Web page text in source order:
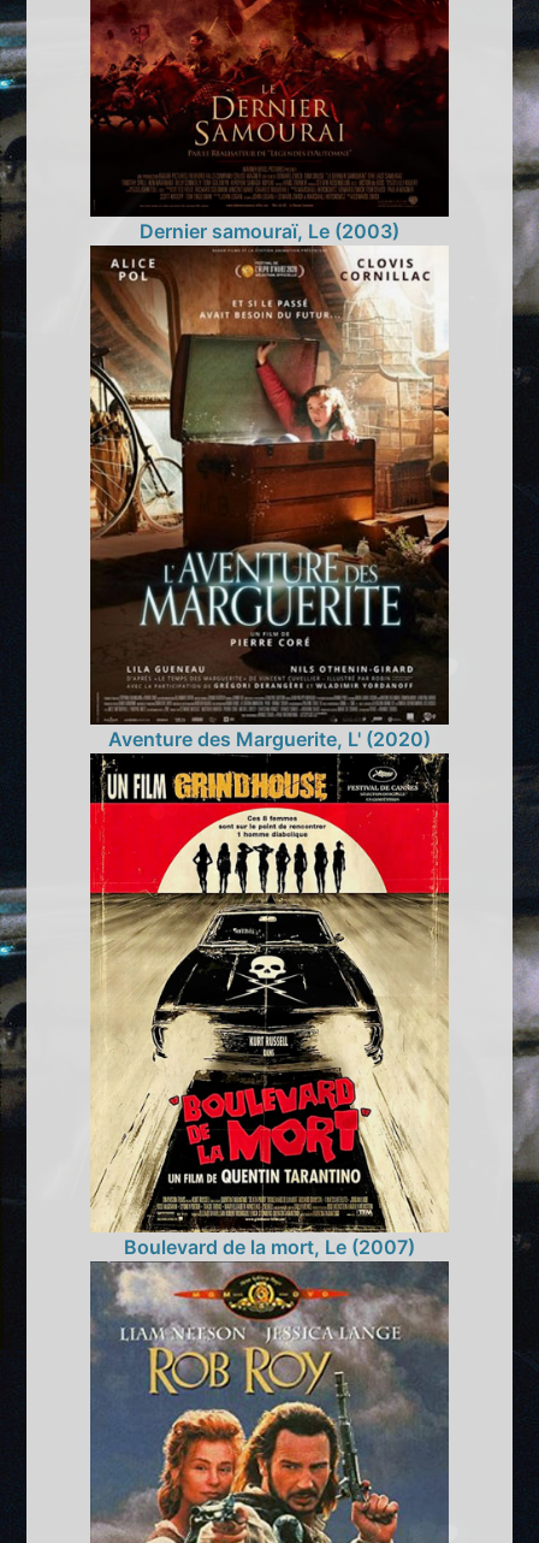
Dernier samouraï, Le (2003)
Aventure des Marguerite, L' (2020)
Boulevard de la mort, Le (2007)